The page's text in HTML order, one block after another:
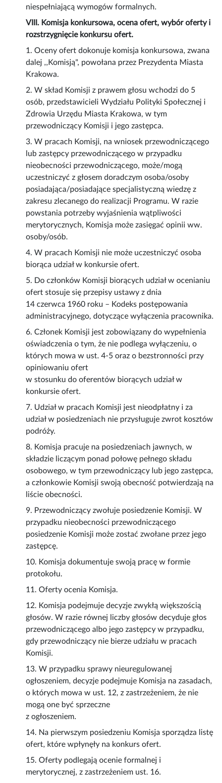
niespełniającą wymogów formalnych.
VIII. Komisja konkursowa, ocena ofert, wybór oferty i
rozstrzygnięcie konkursu ofert.
1. Oceny ofert dokonuje komisja konkursowa, zwana
dalej ,,Komisją", powołana przez Prezydenta Miasta
Krakowa.
2. W skład Komisji z prawem głosu wchodzi do 5
osób, przedstawicieli Wydziału Polityki Społecznej i
Zdrowia Urzędu Miasta Krakowa, w tym
przewodniczący Komisji i jego zastępca.
3. W pracach Komisji, na wniosek przewodniczącego
lub zastępcy przewodniczącego w przypadku
nieobecności przewodniczącego, może/mogą
uczestniczyć z głosem doradczym osoba/osoby
posiadająca/posiadające specjalistyczną wiedzę z
zakresu zlecanego do realizacji Programu. W razie
powstania potrzeby wyjaśnienia wątpliwości
merytorycznych, Komisja może zasięgać opinii ww.
osoby/osób.
4. W pracach Komisji nie może uczestniczyć osoba
biorąca udział w konkursie ofert.
5. Do członków Komisji biorących udział w ocenianiu
ofert stosuje się przepisy ustawy z dnia
14 czerwca 1960 roku – Kodeks postępowania
administracyjnego, dotyczące wyłączenia pracownika.
6. Członek Komisji jest zobowiązany do wypełnienia
oświadczenia o tym, że nie podlega wyłączeniu, o
których mowa w ust. 4-5 oraz o bezstronności przy
opiniowaniu ofert
w stosunku do oferentów biorących udział w
konkursie ofert.
7. Udział w pracach Komisji jest nieodpłatny i za
udział w posiedzeniach nie przysługuje zwrot kosztów
podróży.
8. Komisja pracuje na posiedzeniach jawnych, w
składzie liczącym ponad połowę pełnego składu
osobowego, w tym przewodniczący lub jego zastępca,
a członkowie Komisji swoją obecność potwierdzają na
liście obecności.
9. Przewodniczący zwołuje posiedzenie Komisji. W
przypadku nieobecności przewodniczącego
posiedzenie Komisji może zostać zwołane przez jego
zastępcę.
10. Komisja dokumentuje swoją pracę w formie
protokołu.
11. Oferty ocenia Komisja.
12. Komisja podejmuje decyzje zwykłą większością
głosów. W razie równej liczby głosów decyduje głos
przewodniczącego albo jego zastępcy w przypadku,
gdy przewodniczący nie bierze udziału w pracach
Komisji.
13. W przypadku sprawy nieuregulowanej
ogłoszeniem, decyzje podejmuje Komisja na zasadach,
o których mowa w ust. 12, z zastrzeżeniem, że nie
mogą one być sprzeczne
z ogłoszeniem.
14. Na pierwszym posiedzeniu Komisja sporządza listę
ofert, które wpłynęły na konkurs ofert.
15. Oferty podlegają ocenie formalnej i
merytorycznej, z zastrzeżeniem ust. 16.